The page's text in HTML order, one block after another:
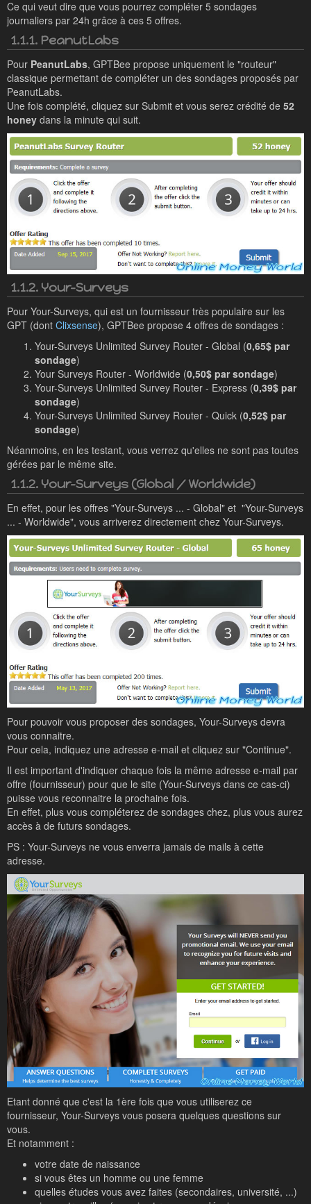
Ce qui veut dire que vous pourrez compléter 5 sondages
journaliers par 24h grâce à ces 5 offres.
1.1.1. PeanutLabs
Pour PeanutLabs, GPTBee propose uniquement le "routeur"
classique permettant de compléter un des sondages proposés par
PeanutLabs.
Une fois complété, cliquez sur Submit et vous serez crédité de 52
honey dans la minute qui suit.
1.1.2. Your-Surveys
Pour Your-Surveys, qui est un fournisseur très populaire sur les
GPT (dont Clixsense), GPTBee propose 4 offres de sondages :
Your-Surveys Unlimited Survey Router - Global (0,65$ par
sondage)
Your Surveys Router - Worldwide (0,50$ par sondage)
Your-Surveys Unlimited Survey Router - Express (0,39$ par
sondage)
Your-Surveys Unlimited Survey Router - Quick (0,52$ par
sondage)
Néanmoins, en les testant, vous verrez qu'elles ne sont pas toutes
gérées par le même site.
1.1.2. Your-Surveys (Global / Worldwide)
En effet, pour les offres "Your-Surveys ... - Global" et "Your-Surveys
... - Worldwide", vous arriverez directement chez Your-Surveys.
Pour pouvoir vous proposer des sondages, Your-Surveys devra
vous connaitre.
Pour cela, indiquez une adresse e-mail et cliquez sur "Continue".
Il est important d'indiquer chaque fois la même adresse e-mail par
offre (fournisseur) pour que le site (Your-Surveys dans ce cas-ci)
puisse vous reconnaitre la prochaine fois.
En effet, plus vous compléterez de sondages chez, plus vous aurez
accès à de futurs sondages.
PS : Your-Surveys ne vous enverra jamais de mails à cette
adresse.
Etant donné que c'est la 1ère fois que vous utiliserez ce
fournisseur, Your-Surveys vous posera quelques questions sur
vous.
Et notamment :
votre date de naissance
si vous êtes un homme ou une femme
quelles études vous avez faites (secondaires, université, ...)